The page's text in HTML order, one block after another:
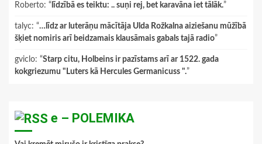
Roberto: “ līdzībā es teiktu: .. suņi rej, bet karavāna iet tālāk.”
talyc: “…līdz ar luterāņu mācītāja Ulda Rožkalna aiziešanu mūžībā
šķiet nomiris arī beidzamais klausāmais gabals tajā radio”
gviclo: “Starp citu, Holbeins ir pazīstams arī ar 1522. gada
kokgriezumu "Luters kā Hercules Germanicuss ".”
e – POLEMIKA